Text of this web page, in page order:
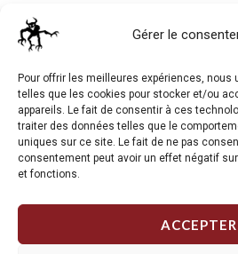
Gérer le
Pour offrir les meilleures expériences,
telles que les cookies pour stocker et/ou
appareils. Le fait de consentir à ces
traiter des données telles que le
uniques sur ce site. Le fait de ne pas
consentement peut avoir un effet négatif
et fonctions.
ACCEPTER
La RC n'est pas notre seule passion,
de motos